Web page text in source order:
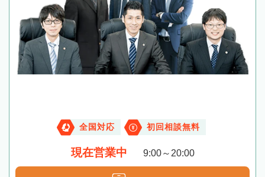
全国対応 初回相談無料
現在営業中 9:00～20:00